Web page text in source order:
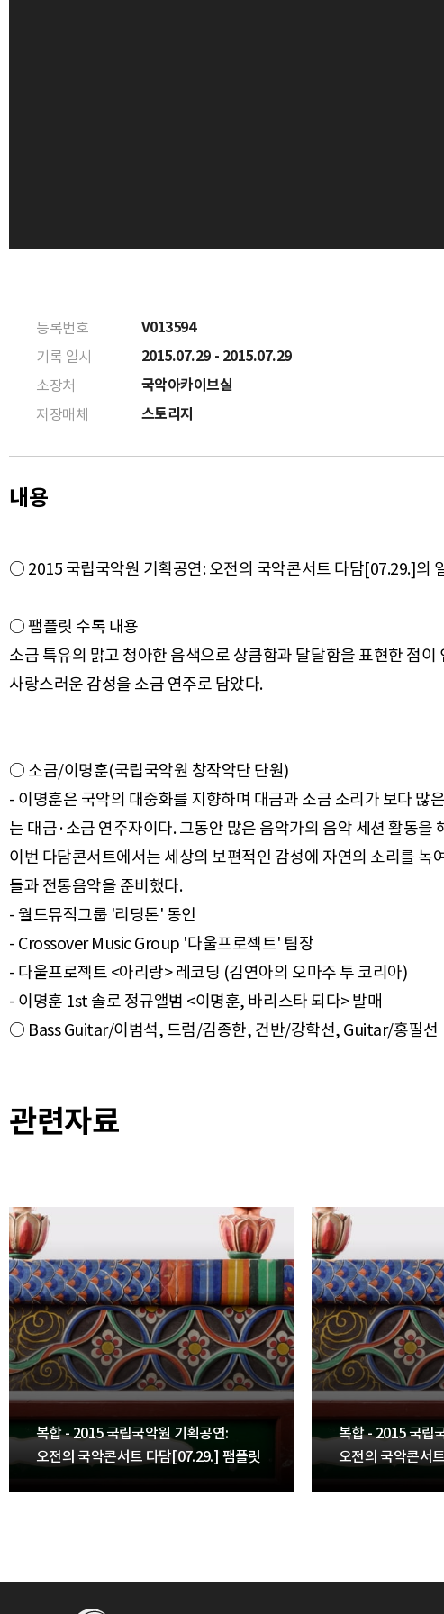
등록번호 V013594
기록 일시 2015.07.29 - 2015.07.29
소장처 국악아카이브실
저장매체 스토리지
내용
○ 2015 국립국악원 기획공연: 오전의 국악콘서트 다담[07.29.]의
○ 팸플릿 수록 내용
소금 특유의 맑고 청아한 음색으로 상큼함과 달달함을 표현한 점
사랑스러운 감성을 소금 연주로 담았다.
○ 소금/이명훈(국립국악원 창작악단 단원)
- 이명훈은 국악의 대중화를 지향하며 대금과 소금 소리가 보다 많
는 대금·소금 연주자이다. 그동안 많은 음악가의 음악 세션 활동
이번 다담콘서트에서는 세상의 보편적인 감성에 자연의 소리를 녹
들과 전통음악을 준비했다.
- 월드뮤직그룹 '리딩톤' 동인
- Crossover Music Group '다울프로젝트' 팀장
- 다울프로젝트 <아리랑> 레코딩 (김연아의 오마주 투 코리아)
- 이명훈 1st 솔로 정규앨범 <이명훈, 바리스타 되다> 발매
관련자료
복합 - 2015 국립국악원 기획공연:
오전의 국악콘서트 다담[07.29.] 팸플릿
복합 - 2015 국립
오전의 국악콘서